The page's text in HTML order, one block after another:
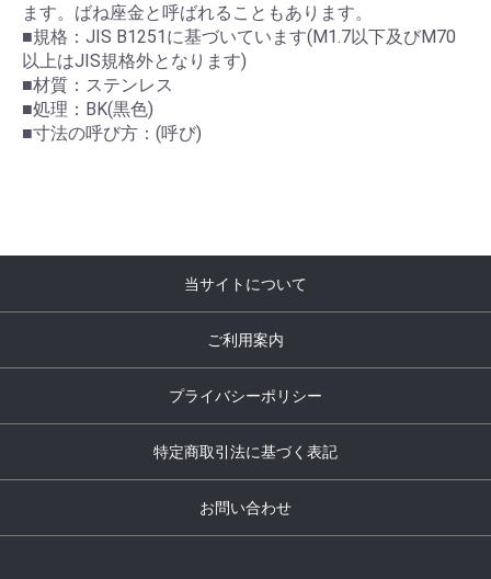
ます。ばね座金と呼ばれることもあります。
■規格：JIS B1251に基づいています(M1.7以下及びM70
以上はJIS規格外となります)
■材質：ステンレス
■処理：BK(黒色)
■寸法の呼び方：(呼び)
当サイトについて
ご利用案内
プライバシーポリシー
特定商取引法に基づく表記
お問い合わせ